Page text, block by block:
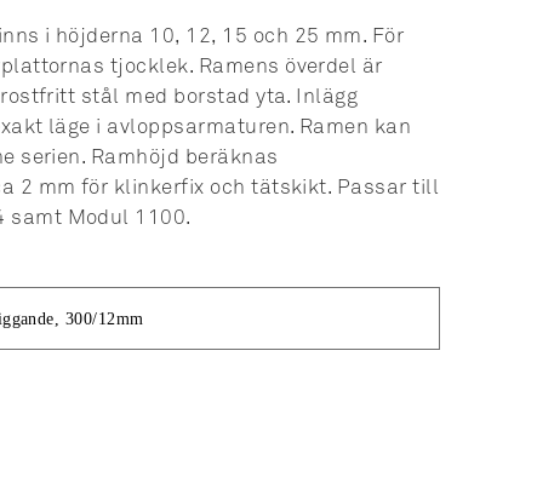
i höjderna 10, 12, 15 och 25 mm. För
tjocklek. Ramens överdel är
stål med borstad yta. Inlägg
läge i avloppsarmaturen. Ramen kan
serien. Ramhöjd beräknas
2 mm för klinkerfix och tätskikt. Passar till
samt Modul 1100.